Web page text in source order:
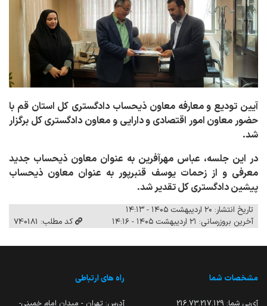
آیین تودیع و معارفه معاون ذیحساب دادگستری کل استان قم با
حضور معاون امور اقتصادی و دارایی و معاون دادگستری کل برگزار
شد.
در این جلسه، عباس مهرآفرین به عنوان معاون ذیحساب جدید
معرفی و از زحمات یوسف قنبرپور به عنوان معاون ذیحساب
پیشین دادگستری کل تقدیر شد.
تاریخ انتشار: ۲۰ اردیبهشت ۱۴۰۵ - ۱۴:۱۳
آخرین بروزرسانی: ۲۱ اردیبهشت ۱۴۰۵ - ۱۴:۱۶
کد مطلب: 740181
مشخصات شما
آی‌پی شما: 216.73.217.129
راه های ارتباطی
آدرس: تهران - میدان امام خمینی-